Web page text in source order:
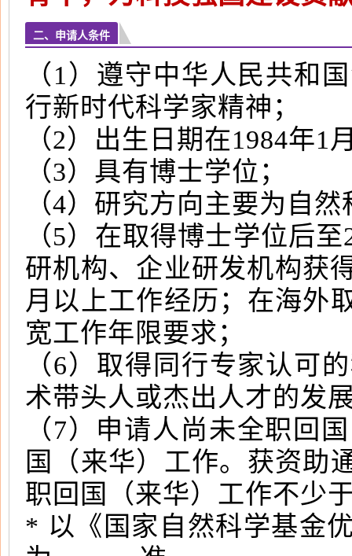
二、申请人条件
（1）遵守中华人民共和
行新时代科学家精神；
（2）出生日期在1984年1
（3）具有博士学位；
（4）研究方向主要为自
（5）在取得博士学位后
研机构、企业研发机构获
月以上工作经历；在海外
宽工作年限要求；
（6）取得同行专家认可
术带头人或杰出人才的发
（7）申请人尚未全职回
国（来华）工作。获资助
职回国（来华）工作不少
* 以《国家自然科学基金